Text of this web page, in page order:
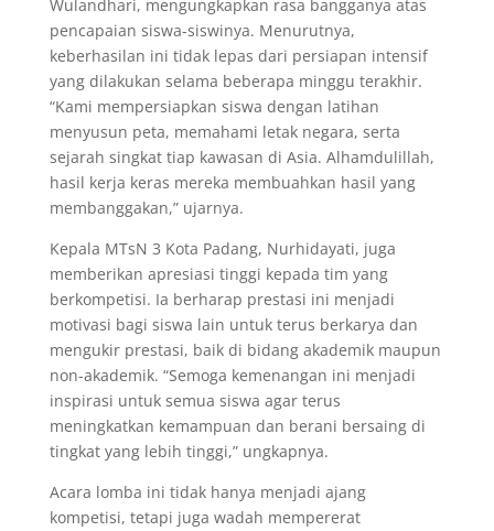
Wulandhari, mengungkapkan rasa bangganya atas
pencapaian siswa-siswinya. Menurutnya,
keberhasilan ini tidak lepas dari persiapan intensif
yang dilakukan selama beberapa minggu terakhir.
“Kami mempersiapkan siswa dengan latihan
menyusun peta, memahami letak negara, serta
sejarah singkat tiap kawasan di Asia. Alhamdulillah,
hasil kerja keras mereka membuahkan hasil yang
membanggakan,” ujarnya.
Kepala MTsN 3 Kota Padang, Nurhidayati, juga
memberikan apresiasi tinggi kepada tim yang
berkompetisi. Ia berharap prestasi ini menjadi
motivasi bagi siswa lain untuk terus berkarya dan
mengukir prestasi, baik di bidang akademik maupun
non-akademik. “Semoga kemenangan ini menjadi
inspirasi untuk semua siswa agar terus
meningkatkan kemampuan dan berani bersaing di
tingkat yang lebih tinggi,” ungkapnya.
Acara lomba ini tidak hanya menjadi ajang
kompetisi, tetapi juga wadah mempererat